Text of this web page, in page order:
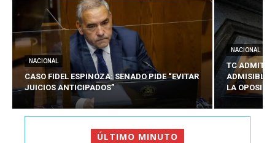
NACIONAL
CASO FIDEL ESPINOZA: SENADO PIDE “EVITAR
JUICIOS ANTICIPADOS”
NACIONAL
TC ADMITE
ADMISIBLES
LA
ÚLTIMO MINUTO